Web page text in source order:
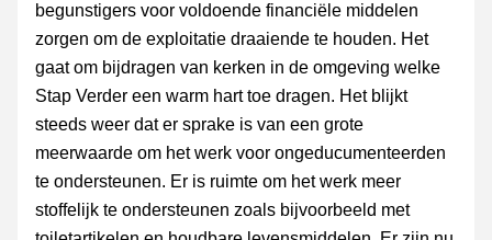
begunstigers voor voldoende financiële middelen
zorgen om de exploitatie draaiende te houden. Het
gaat om bijdragen van kerken in de omgeving welke
Stap Verder een warm hart toe dragen. Het blijkt
steeds weer dat er sprake is van een grote
meerwaarde om het werk voor ongeducumenteerden
te ondersteunen. Er is ruimte om het werk meer
stoffelijk te ondersteunen zoals bijvoorbeeld met